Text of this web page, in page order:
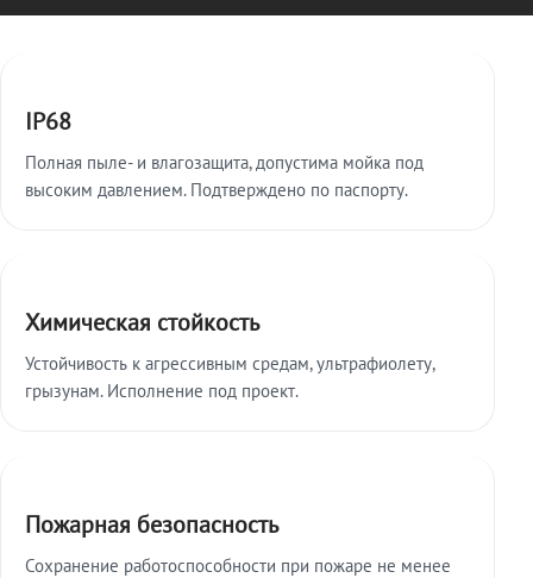
IP68
Полная пыле- и влагозащита, допустима мойка под
высоким давлением. Подтверждено по паспорту.
Химическая стойкость
Устойчивость к агрессивным средам, ультрафиолету,
грызунам. Исполнение под проект.
Пожарная безопасность
Сохранение работоспособности при пожаре не менее